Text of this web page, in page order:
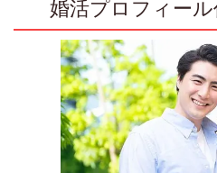
婚活プロフィー